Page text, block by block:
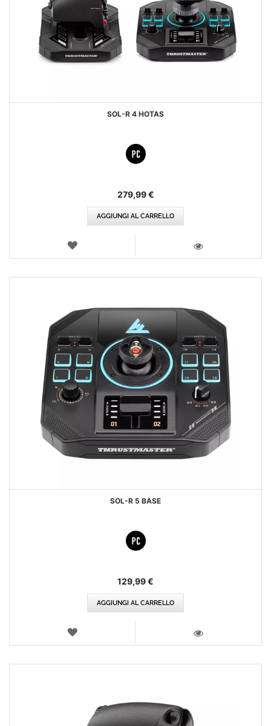
SOL-R 4 HOTAS
279,99 €
AGGIUNGI AL CARRELLO
LISTA
SOL-R 5 BASE
129,99 €
AGGIUNGI AL CARRELLO
LISTA